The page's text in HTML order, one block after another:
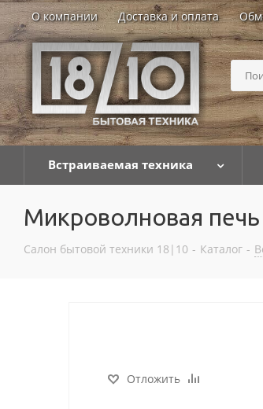
О компании Доставка и оплата
Встраиваемая техника
Микроволновая
Салон бытовой техники 18|10 - Каталог -
Отложить